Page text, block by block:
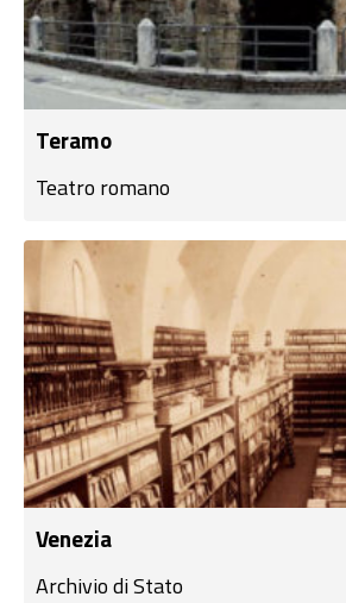
Teramo
Teatro romano
Venezia
Archivio di Stato